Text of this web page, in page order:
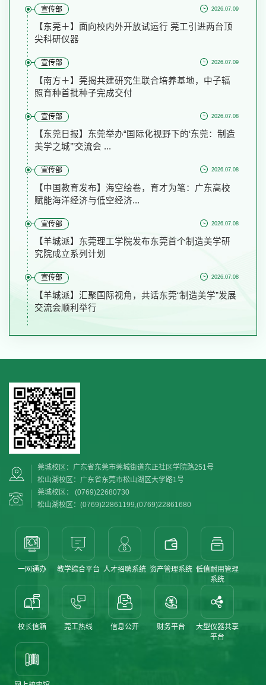
宣传部 2026.07.09
【东莞＋】面向校内外开放试运行 莞工引进两台顶
尖科研仪器
宣传部 2026.07.09
【南方＋】莞揭共建研究生联合培养基地，中子辐
照育种首批种子完成交付
宣传部 2026.07.08
【东莞日报】东莞举办“国际化视野下的‘东莞：制造
美学之城’”交流会 ...
宣传部 2026.07.08
【中国教育发布】海空绘卷，育才为笔：广东高校
赋能海洋经济与低空经济...
宣传部 2026.07.08
【羊城派】东莞理工学院发布东莞首个制造美学研
究院成立系列计划
宣传部 2026.07.08
【羊城派】汇聚国际视角，共话东莞“制造美学”发展
交流会顺利举行
莞城校区：广东省东莞市莞城街道东正社区学院路251号
松山湖校区：广东省东莞市松山湖区大学路1号
莞城校区： (0769)22680730
松山湖校区：(0769)22861199,(0769)22861680
一网通办 教学综合平台 人才招聘系统 资产管理系统 低值耐用管理
系统
校长信箱 莞工热线 信息公开 财务平台
大型仪器共享
平台